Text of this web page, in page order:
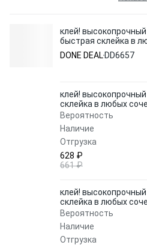
клей!
быстрая склейка в
30мл\ DD6657 DONE
DONE DEAL DD6657
клей!
склейка в любых
Вероятность
Наличие
Отгрузка
628 ₽
661 ₽
клей!
склейка в любых
Вероятность
Наличие
Отгрузка